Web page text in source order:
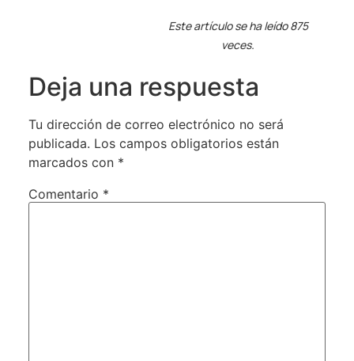
Este artículo se ha leído 875
veces.
Deja una respuesta
Tu dirección de correo electrónico no será
publicada. Los campos obligatorios están
marcados con *
Comentario *